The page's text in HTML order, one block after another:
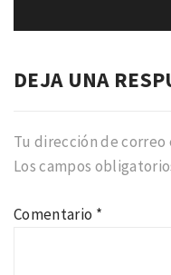
DEJA UNA
Tu dirección de
Los campos
Comentario *